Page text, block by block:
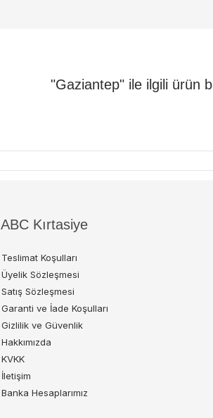
"Gaziantep" ile ilgili ürün
ABC Kırtasiye
Teslimat Koşulları
Üyelik Sözleşmesi
Satış Sözleşmesi
Garanti ve İade Koşulları
Gizlilik ve Güvenlik
Hakkımızda
KVKK
İletişim
Banka Hesaplarımız